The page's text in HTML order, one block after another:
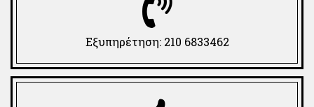
Εξυπηρέτηση: 210 6833462